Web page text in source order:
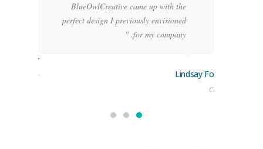
BlueOwlCreative came up with the
perfect design I previously envisioned
for my company. "
Lindsay Ford
CEO
Stoner
Manager